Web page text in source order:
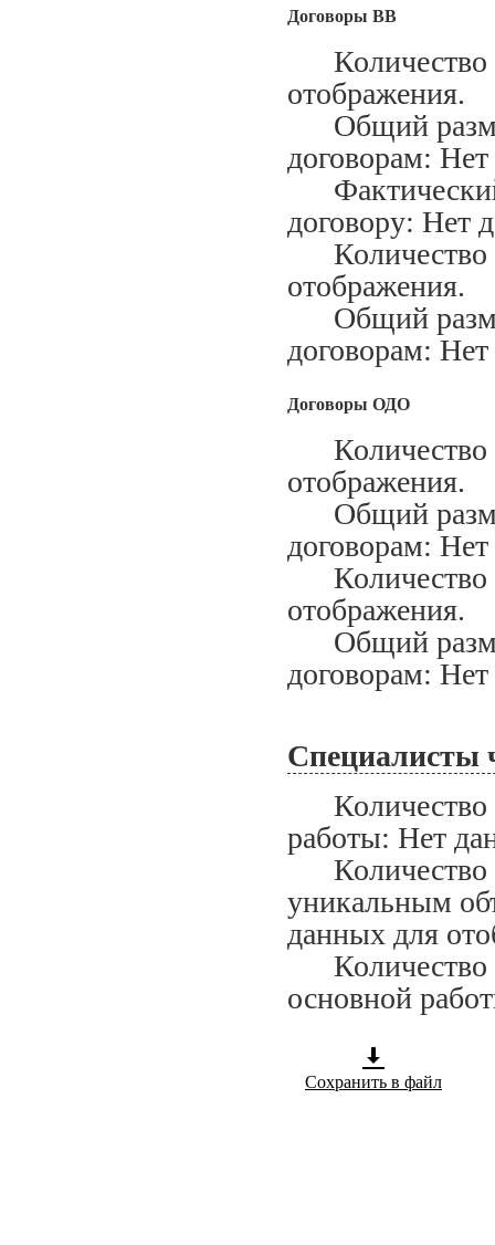
Договоры ВВ
Количество
отображения.
Общий
договорам:
Фактический
договору: Нет
Количество
отображения.
Общий
договорам:
Договоры ОДО
Количество
отображения.
Общий
договорам:
Количество
отображения.
Общий
договорам:
Специалисты
Количество
работы: Нет
Количество
уникальным
данных для
Количество
основной
Сохранить в файл